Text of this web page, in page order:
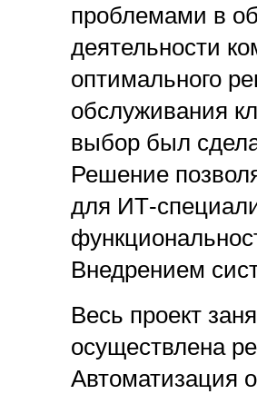
проблемами в
деятельности
оптимального
обслуживания
выбор был
Решение
для ИТ-
Внедрением
Весь проект
осуществлена
Автоматизация